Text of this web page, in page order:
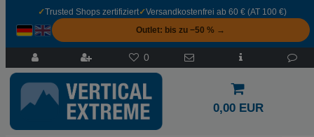
✓Trusted Shops zertifiziert✓Versandkostenfrei ab 60 € (AT 100 €)
Outlet: bis zu −50 % →
0
0,00 EUR